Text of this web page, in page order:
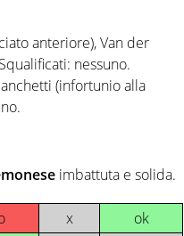
anteriore), Van der
nessuno.
(infortunio alla
imbattuta e solida.
x
ok